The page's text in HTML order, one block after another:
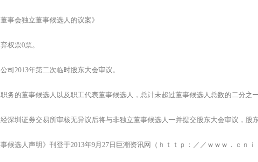
会独立董事候选人的议案》
权票0票。
2013年第二次临时股东大会审议。
的董事候选人以及职工代表董事候选人，总计未超过董事候选人总数的二分之
圳证券交易所审核无异议后将与非独立董事候选人一并提交股东大会审议，股
选人声明》刊登于2013年9月27日巨潮资讯网（ｈｔｔｐ：／／ｗｗｗ．ｃｎｉ